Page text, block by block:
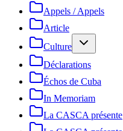
Appels / Appels
Article
Culture
Déclarations
Échos de Cuba
In Memoriam
La CASCA présente